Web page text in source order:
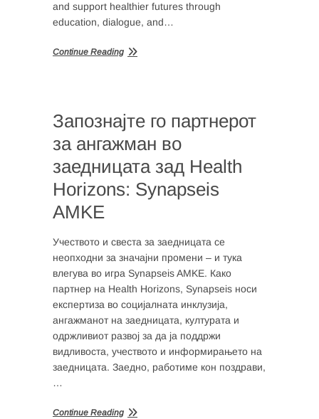
and support healthier futures through
education, dialogue, and…
Continue Reading
Запознајте го партнерот
за ангажман во
заедницата зад Health
Horizons: Synapseis
AMKE
Учеството и свеста за заедницата се
неопходни за значајни промени – и тука
влегува во игра Synapseis AMKE. Како
партнер на Health Horizons, Synapseis носи
експертиза во социјалната инклузија,
ангажманот на заедницата, културата и
одржливиот развој за да ја поддржи
видливоста, учеството и информирањето на
заедницата. Заедно, работиме кон поздрави,
…
Continue Reading